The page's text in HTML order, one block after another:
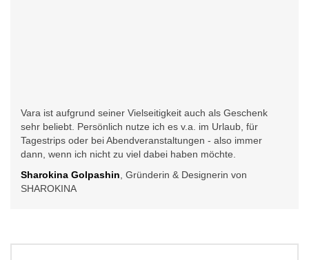
Vara ist aufgrund seiner Vielseitigkeit auch als Geschenk
sehr beliebt. Persönlich nutze ich es v.a. im Urlaub, für
Tagestrips oder bei Abendveranstaltungen - also immer
dann, wenn ich nicht zu viel dabei haben möchte.
Sharokina Golpashin , Gründerin & Designerin von
SHAROKINA